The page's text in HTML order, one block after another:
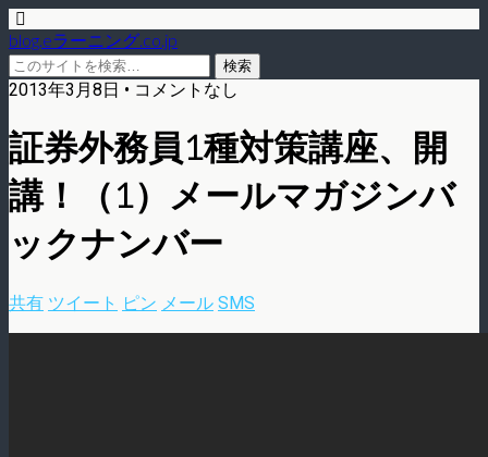
blog.eラーニング.co.jp
2013年3月8日 • コメントなし
証券外務員1種対策講座、開
講！（1）メールマガジンバ
ックナンバー
共有 ツイート ピン メール SMS